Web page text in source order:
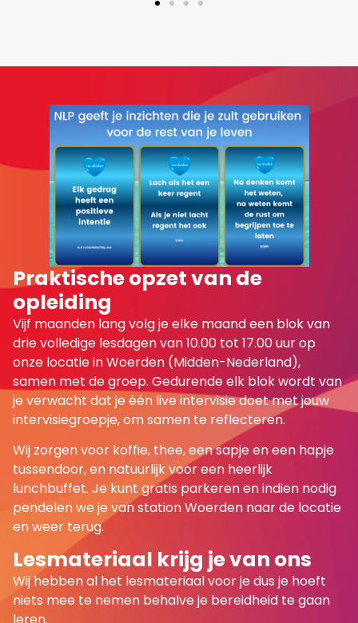
Praktische opzet van de
opleiding
Vijf maanden lang volg je elke maand een blok van
drie volledige lesdagen van 10.00 tot 17.00 uur op
onze locatie in Woerden (Midden-Nederland),
samen met de groep. Gedurende elk blok wordt van
je verwacht dat je één live intervisie doet met jouw
intervisiegroepje, om samen te reflecteren.
Wij zorgen voor koffie, thee, een sapje en een hapje
tussendoor, en natuurlijk voor een heerlijk
lunchbuffet. Je kunt gratis parkeren en indien nodig
pendelen we je van station Woerden naar de locatie
en weer terug.
Lesmateriaal krijg je van ons
Wij hebben al het lesmateriaal voor je dus je hoeft
niets mee te nemen behalve je bereidheid te gaan